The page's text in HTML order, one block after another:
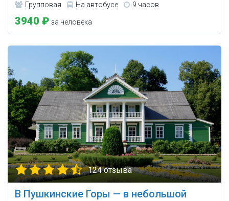
Групповая На автобусе 9 часов
3940 ₽ за человека
124 отзыва
В Пушкинские Горы — в небольшой